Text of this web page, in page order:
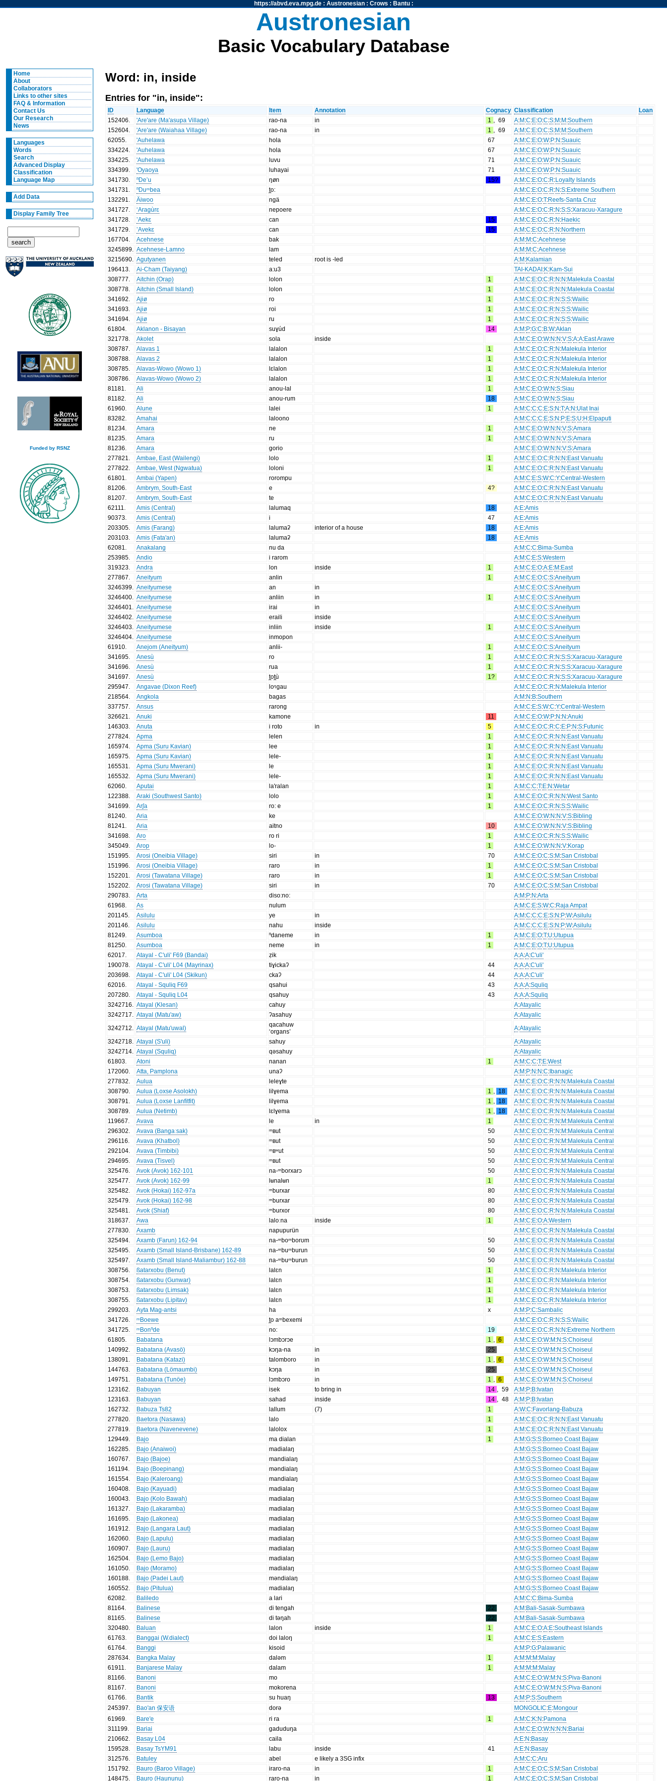
https://abvd.eva.mpg.de: Austronesian: Crows : Bantu:
Austronesian
Basic Vocabulary Database
Home
About
Collaborators
Links to other sites
FAQ & Information
Contact Us
Our Research
News
Languages
Words
Search
Advanced Display
Classification
Language Map
Add Data
Display Family Tree
Funded by RSNZ
Word: in, inside
Entries for "in, inside":
ID Language Item Annotation Cognacy Classification
Loan
152406
'Are'are (Ma'asupa Village) rao-na in 1 69 A:M:C:E:O:C:S:M:M:Southern
152604
'Are'are (Waiahaa Village) rao-na in 1 69 A:M:C:E:O:C:S:M:M:Southern
62055
'Auhelawa hola 67 A:M:C:E:O:W:P:N:Suauic
334224
'Auhelawa hola 67 A:M:C:E:O:W:P:N:Suauic
334225
'Auhelawa luvu 71 A:M:C:E:O:W:P:N:Suauic
334399
'Oyaoya luhayai 71 A:M:C:E:O:W:P:N:Suauic
341730
ⁿDe’u ŋøn 15? A:M:C:E:O:C:R:Loyalty Islands
341731
ⁿDuᵐbea t̪o: A:M:C:E:O:C:R:N:S:Extreme Southern
132291
Äiwoo ngä A:M:C:E:O:T:Reefs-Santa Cruz
341727
‘Aragùrɛ nepoere A:M:C:E:O:C:R:N:S:S:Xaracuu-Xaragure
341728
’Aekɛ can 15 A:M:C:E:O:C:R:N:Haekic
341729
’Avekɛ can 15 A:M:C:E:O:C:R:N:Northern
167704
Acehnese bak A:M:M:C:Acehnese
3245899
Acehnese-Lamno lam A:M:M:C:Acehnese
3215690
Agutyanen teled root is -led A:M:Kalamian
196413
Ai-Cham (Taiyang) a:u3 TAI-KADAI:K:Kam-Sui
308777
Aitchin (Orap) lolon 1 A:M:C:E:O:C:R:N:N:Malekula Coastal
308778
Aitchin (Small Island) lolon 1 A:M:C:E:O:C:R:N:N:Malekula Coastal
341692
Ajiø ro 1 A:M:C:E:O:C:R:N:S:S:Wailic
341693
Ajiø roi 1 A:M:C:E:O:C:R:N:S:S:Wailic
341694
Ajiø ru 1 A:M:C:E:O:C:R:N:S:S:Wailic
61804
Aklanon - Bisayan suɣúd 14 A:M:P:G:C:B:W:Aklan
321778
Akolet sola inside A:M:C:E:O:W:N:N:V:S:A:A:East Arawe
308787
Alavas 1 lalalon 1 A:M:C:E:O:C:R:N:Malekula Interior
308788
Alavas 2 lalalon 1 A:M:C:E:O:C:R:N:Malekula Interior
308785
Alavas-Wowo (Wowo 1) lɛlalon 1 A:M:C:E:O:C:R:N:Malekula Interior
308786
Alavas-Wowo (Wowo 2) lalalon 1 A:M:C:E:O:C:R:N:Malekula Interior
81181
Ali anou-lal 1 A:M:C:E:O:W:N:S:Siau
81182
Ali anou-rum 18 A:M:C:E:O:W:N:S:Siau
61960
Alune lalei 1 A:M:C:C:C:E:S:N:T:A:N:Ulat Inai
83282
Amahai laloono A:M:C:C:C:E:S:N:P:E:S:U:H:Elpaputi
81234
Amara ne 1 A:M:C:E:O:W:N:N:V:S:Amara
81235
Amara ru 1 A:M:C:E:O:W:N:N:V:S:Amara
81236
Amara gorio A:M:C:E:O:W:N:N:V:S:Amara
277821
Ambae, East (Wailengi) lolo 1 A:M:C:E:O:C:R:N:N:East Vanuatu
277822
Ambae, West (Ngwatua) loloni 1 A:M:C:E:O:C:R:N:N:East Vanuatu
61801
Ambai (Yapen) rorompu A:M:C:E:S:W:C:Y:Central-Western
81206
Ambrym, South-East e 4? A:M:C:E:O:C:R:N:N:East Vanuatu
81207
Ambrym, South-East te A:M:C:E:O:C:R:N:N:East Vanuatu
62111
Amis (Central) lalumaq 18 A:E:Amis
90373
Amis (Central) i 47 A:E:Amis
203305
Amis (Farang) lalumaʡ interior of a house 18 A:E:Amis
203103
Amis (Fata'an) lalumaʡ 18 A:E:Amis
62081
Anakalang nu da A:M:C:C:Bima-Sumba
253985
Andio i rarom A:M:C:E:S:Western
319323
Andra lon inside 1 A:M:C:E:O:A:E:M:East
277867
Aneityum anlin 1 A:M:C:E:O:C:S:Aneityum
3246399
Aneityumese an in A:M:C:E:O:C:S:Aneityum
3246400
Aneityumese anliin in 1 A:M:C:E:O:C:S:Aneityum
3246401
Aneityumese irai in A:M:C:E:O:C:S:Aneityum
3246402
Aneityumese eraili inside A:M:C:E:O:C:S:Aneityum
3246403
Aneityumese inliin inside 1 A:M:C:E:O:C:S:Aneityum
3246404
Aneityumese inmopon A:M:C:E:O:C:S:Aneityum
61910
Anejom (Aneityum) anlii- 1 A:M:C:E:O:C:S:Aneityum
341695
Anesù ro 1 A:M:C:E:O:C:R:N:S:S:Xaracuu-Xaragure
341696
Anesù rua 1 A:M:C:E:O:C:R:N:S:S:Xaracuu-Xaragure
341697
Anesù t̪ot̪ù 1? A:M:C:E:O:C:R:N:S:S:Xaracuu-Xaragure
295947
Angavae (Dixon Reef) loᵑgau A:M:C:E:O:C:R:N:Malekula Interior
218564
Angkola bagas A:M:N:B:Southern
337757
Ansus rarong A:M:C:E:S:W:C:Y:Central-Western
326621
Anuki kamone 11 A:M:C:E:O:W:P:N:N:Anuki
146303
Anuta i roto in 5 A:M:C:E:O:C:R:C:E:P:N:S:Futunic
277824
Apma lelen 1 A:M:C:E:O:C:R:N:N:East Vanuatu
165974
Apma (Suru Kavian) lee 1 A:M:C:E:O:C:R:N:N:East Vanuatu
165975
Apma (Suru Kavian) lele- 1 A:M:C:E:O:C:R:N:N:East Vanuatu
165531
Apma (Suru Mwerani) le 1 A:M:C:E:O:C:R:N:N:East Vanuatu
165532
Apma (Suru Mwerani) lele- 1 A:M:C:E:O:C:R:N:N:East Vanuatu
62060
Aputai la'ralan 1 A:M:C:C:T:E:N:Wetar
122388
Araki (Southwest Santo) lolo 1 A:M:C:E:O:C:R:N:N:West Santo
341699
Arʃa ro: e 1 A:M:C:E:O:C:R:N:S:S:Wailic
81240
Aria ke A:M:C:E:O:W:N:N:V:S:Bibling
81241
Aria aitno 10 A:M:C:E:O:W:N:N:V:S:Bibling
341698
Aro ro ri 1 A:M:C:E:O:C:R:N:S:S:Wailic
345049
Arop lo- 1 A:M:C:E:O:W:N:N:V:Korap
151995
Arosi (Oneibia Village) siri in 70 A:M:C:E:O:C:S:M:San Cristobal
151996
Arosi (Oneibia Village) raro in 1 A:M:C:E:O:C:S:M:San Cristobal
152201
Arosi (Tawatana Village) raro in 1 A:M:C:E:O:C:S:M:San Cristobal
152202
Arosi (Tawatana Village) siri in 70 A:M:C:E:O:C:S:M:San Cristobal
290783
Arta diso:no: A:M:P:N:Arta
61968
As nulum A:M:C:E:S:W:C:Raja Ampat
201145
Asilulu ye in A:M:C:C:C:E:S:N:P:W:Asilulu
201146
Asilulu nahu inside A:M:C:C:C:E:S:N:P:W:Asilulu
81249
Asumboa ⁿdaneme in 1 A:M:C:E:O:T:U:Utupua
81250
Asumboa neme in 1 A:M:C:E:O:T:U:Utupua
62017
Atayal - C'uli' F69 (Bandai) ẓik A:A:A:C'uli'
190078
Atayal - C'uli' L04 (Mayrinax) tiɣickaʔ 44 A:A:A:C'uli'
203698
Atayal - C'uli' L04 (Skikun) ckaʔ 44 A:A:A:C'uli'
62016
Atayal - Squliq F69 qsahui 43 A:A:A:Squliq
207280
Atayal - Squliq L04 qsahuy 43 A:A:A:Squliq
3242716
Atayal (Klesan) cahuy A:Atayalic
3242717
Atayal (Matu'aw) ʔasahuy A:Atayalic
3242712
Atayal (Matu'uwal)
qacahuw
‘organs’
A:Atayalic
3242718
Atayal (S'uli) sahuy A:Atayalic
3242714
Atayal (Squliq) qəsahuy A:Atayalic
61803
Atoni nanan 1 A:M:C:C:T:E:West
172060
Atta, Pamplona unaʔ A:M:P:N:N:C:Ibanagic
277832
Aulua leleɣte A:M:C:E:O:C:R:N:N:Malekula Coastal
308790
Aulua (Loxse Asolokh) lilɣema 1 18 A:M:C:E:O:C:R:N:N:Malekula Coastal
308791
Aulua (Loxse Lanfitfit) lilɣema 1 18 A:M:C:E:O:C:R:N:N:Malekula Coastal
308789
Aulua (Netimb) lɛlɣema 1 18 A:M:C:E:O:C:R:N:N:Malekula Coastal
119667
Avava le in 1 A:M:C:E:O:C:R:N:M:Malekula Central
296302
Avava (Bangaːsak) ᵐʙut 50 A:M:C:E:O:C:R:N:M:Malekula Central
296116
Avava (Khatbol) ᵐʙut 50 A:M:C:E:O:C:R:N:M:Malekula Central
292104
Avava (Timbibi) ᵐʙʷut 50 A:M:C:E:O:C:R:N:M:Malekula Central
294695
Avava (Tisvel) ᵐʙut 50 A:M:C:E:O:C:R:N:M:Malekula Central
325476
Avok (Avok) 162-101 na-ᵐborxarɔ 50 A:M:C:E:O:C:R:N:N:Malekula Coastal
325477
Avok (Avok) 162-99 lʉnalʉn 1 A:M:C:E:O:C:R:N:N:Malekula Coastal
325482
Avok (Hokai) 162-97a ᵐburxar 80 A:M:C:E:O:C:R:N:N:Malekula Coastal
325479
Avok (Hokai) 162-98 ᵐburxar 80 A:M:C:E:O:C:R:N:N:Malekula Coastal
325481
Avok (Shiaf) ᵐburxor 80 A:M:C:E:O:C:R:N:N:Malekula Coastal
318637
Awa laloːna inside 1 A:M:C:E:O:A:Western
277830
Axamb napupurün A:M:C:E:O:C:R:N:N:Malekula Coastal
325494
Axamb (Farun) 162-94 na-ᵐboᵐborʊm 50 A:M:C:E:O:C:R:N:N:Malekula Coastal
325495
Axamb (Small Island-Brisbane) 162-89 na-ᵐbuᵐburun 50 A:M:C:E:O:C:R:N:N:Malekula Coastal
325497
Axamb (Small Island-Maliambur) 162-88 na-ᵐbuᵐburun 50 A:M:C:E:O:C:R:N:N:Malekula Coastal
308756
ßatarxobu (Benut) lalɛn 1 A:M:C:E:O:C:R:N:Malekula Interior
308754
ßatarxobu (Gunwar) lalɛn 1 A:M:C:E:O:C:R:N:Malekula Interior
308753
ßatarxobu (Limsak) lalɛn 1 A:M:C:E:O:C:R:N:Malekula Interior
308755
ßatarxobu (Lipitav) lalɛn 1 A:M:C:E:O:C:R:N:Malekula Interior
299203
Ayta Mag-antsi ha x A:M:P:C:Sambalic
341726
ᵐBoewe t̪o aᵐbexemi A:M:C:E:O:C:R:N:S:S:Wailic
341725
ᵐBonⁿde no: 19 A:M:C:E:O:C:R:N:N:Extreme Northern
61805
Babatana lɔmbɔrɔe 1 6 A:M:C:E:O:W:M:N:S:Choiseul
140992
Babatana (Avasö) kɔŋa-na in 25 A:M:C:E:O:W:M:N:S:Choiseul
138091
Babatana (Katazi) talomboro in 1 6 A:M:C:E:O:W:M:N:S:Choiseul
144763
Babatana (Lömaumbi) kɔŋa in 25 A:M:C:E:O:W:M:N:S:Choiseul
149751
Babatana (Tunöe) lɔmbɔro in 1 6 A:M:C:E:O:W:M:N:S:Choiseul
123162
Babuyan isek to bring in 14 59 A:M:P:B:Ivatan
123163
Babuyan sahad inside 14 48 A:M:P:B:Ivatan
162732
Babuza Ts82 lallum (7) 1 A:W:C:Favorlang-Babuza
277820
Baetora (Nasawa) lalo 1 A:M:C:E:O:C:R:N:N:East Vanuatu
277819
Baetora (Navenevene) lalolox 1 A:M:C:E:O:C:R:N:N:East Vanuatu
129449
Bajo ma dialan 1 A:M:G:S:S:Borneo Coast Bajaw
162285
Bajo (Anaiwoi) madialaŋ A:M:G:S:S:Borneo Coast Bajaw
160767
Bajo (Bajoe) mandialaŋ A:M:G:S:S:Borneo Coast Bajaw
161194
Bajo (Boepinang) mǝndialaŋ A:M:G:S:S:Borneo Coast Bajaw
161554
Bajo (Kaleroang) mandialaŋ A:M:G:S:S:Borneo Coast Bajaw
160408
Bajo (Kayuadi) madialaŋ A:M:G:S:S:Borneo Coast Bajaw
160043
Bajo (Kolo Bawah) madialaŋ A:M:G:S:S:Borneo Coast Bajaw
161327
Bajo (Lakaramba) madialaŋ A:M:G:S:S:Borneo Coast Bajaw
161695
Bajo (Lakonea) madialaŋ A:M:G:S:S:Borneo Coast Bajaw
161912
Bajo (Langara Laut) madialaŋ A:M:G:S:S:Borneo Coast Bajaw
162060
Bajo (Lapulu) madialaŋ A:M:G:S:S:Borneo Coast Bajaw
160907
Bajo (Lauru) madialaŋ A:M:G:S:S:Borneo Coast Bajaw
162504
Bajo (Lemo Bajo) madialaŋ A:M:G:S:S:Borneo Coast Bajaw
161050
Bajo (Moramo) madialaŋ A:M:G:S:S:Borneo Coast Bajaw
160188
Bajo (Padei Laut) mǝndialaŋ A:M:G:S:S:Borneo Coast Bajaw
160552
Bajo (Pitulua) madialaŋ A:M:G:S:S:Borneo Coast Bajaw
62082
Baliledo a lari A:M:C:C:Bima-Sumba
81164
Balinese di tengah 22 A:M:Bali-Sasak-Sumbawa
81165
Balinese di təŋah 22 A:M:Bali-Sasak-Sumbawa
320480
Baluan lalon inside 1 A:M:C:E:O:A:E:Southeast Islands
61763
Banggai (W.dialect) doi laloŋ 1 A:M:C:E:S:Eastern
61764
Banggi kisoid A:M:P:G:Palawanic
287634
Bangka Malay daləm 1 A:M:M:M:Malay
61911
Banjarese Malay dalam 1 A:M:M:M:Malay
81166
Banoni mo A:M:C:E:O:W:M:N:S:Piva-Banoni
81167
Banoni mokorena A:M:C:E:O:W:M:N:S:Piva-Banoni
61766
Bantik su huaŋ 13 A:M:P:S:Southern
245397
Bao'an 保安语 dorə MONGOLIC:E:Mongour
61969
Bare'e ri ra 1 A:M:C:K:N:Pamona
311199
Bariai gaduduŋa A:M:C:E:O:W:N:N:N:Bariai
210662
Basay L04 caila A:E:N:Basay
159528
Basay TsYM91 labu inside 41 A:E:N:Basay
312576
Batuley abel e likely a 3SG infix A:M:C:C:Aru
151792
Bauro (Baroo Village) iraro-na in 1 A:M:C:E:O:C:S:M:San Cristobal
148475
Bauro (Haununu) raro-na in 1 A:M:C:E:O:C:S:M:San Cristobal